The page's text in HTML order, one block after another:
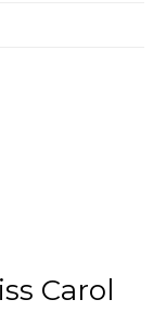
Carol